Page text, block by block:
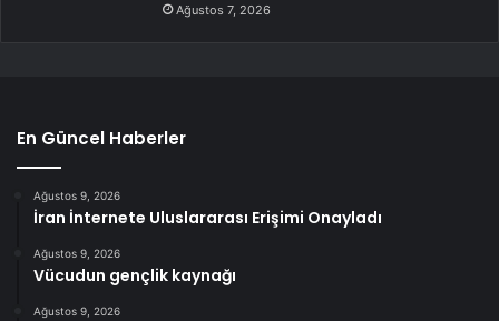
Ağustos 7, 2026
En Güncel Haberler
Ağustos 9, 2026
İran İnternete Uluslararası Erişimi Onayladı
Ağustos 9, 2026
Vücudun gençlik kaynağı
Ağustos 9, 2026